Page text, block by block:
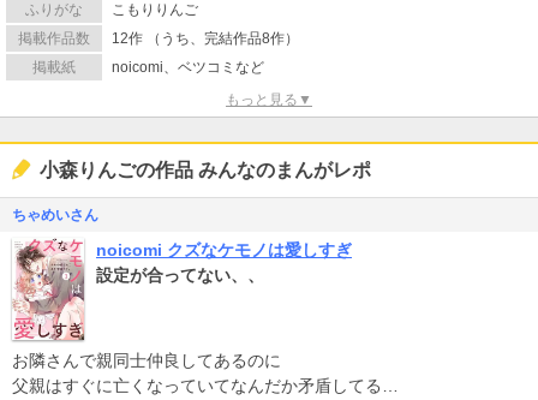
ふりがな
こもりりんご
掲載作品数
12作 （うち、完結作品8作）
掲載紙
noicomi、ベツコミなど
もっと見る▼
小森りんごの作品 みんなのまんがレポ
ちゃめいさん
noicomi クズなケモノは愛しすぎ
設定が合ってない、、
お隣さんで親同士仲良してあるのに
父親はすぐに亡くなっていてなんだか矛盾してる